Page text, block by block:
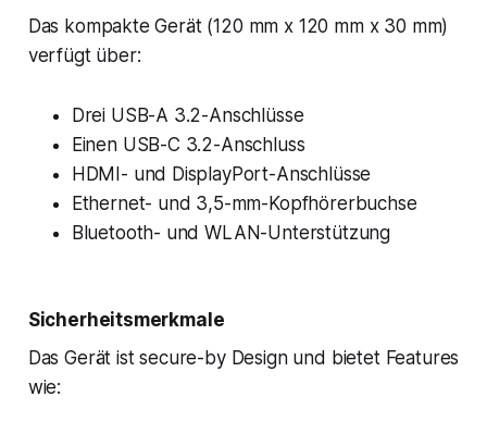
Das kompakte Gerät (120 mm x 120 mm x 30 mm)
verfügt über:
Drei USB-A 3.2-Anschlüsse
Einen USB-C 3.2-Anschluss
HDMI- und DisplayPort-Anschlüsse
Ethernet- und 3,5-mm-Kopfhörerbuchse
Bluetooth- und WLAN-Unterstützung
Sicherheitsmerkmale
Das Gerät ist secure-by Design und bietet Features
wie: